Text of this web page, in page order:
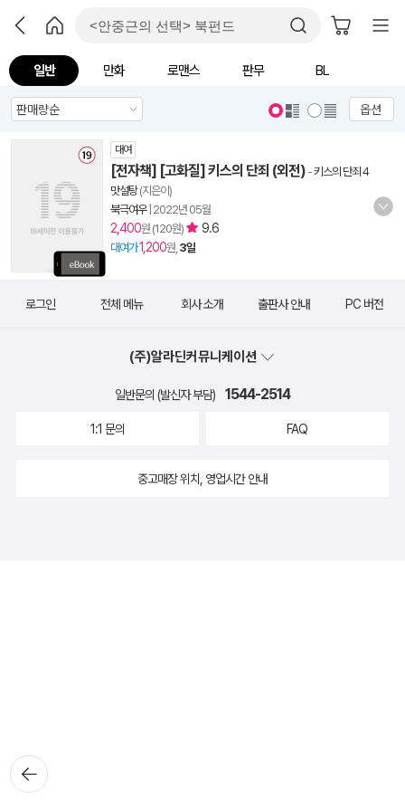
일반 만화 로맨스 판무 BL
옵션
대여
[전자책] [고화질] 키스의 단죄 (외전) -키스의 단죄 4
맛설탕(지은이)
북극여우| 2022년 05월
2,400원 (120원) 9.6
대여가1,200원, 3일
뒤로가
기
로그인 전체 메뉴 회사 소개 출판사 안내 PC 버전
(주)알라딘커뮤니케이션
일반문의 (발신자 부담) 1544-2514
1:1 문의 FAQ
중고매장 위치, 영업시간 안내